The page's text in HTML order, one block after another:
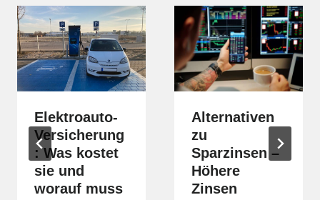
Elektroauto-
Versicherung
: Was kostet
sie und
worauf muss
Alternativen
zu
Sparzinsen –
Höhere
Zinsen